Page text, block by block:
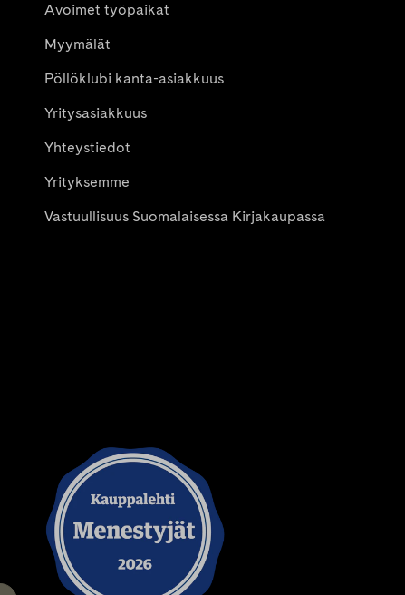
Avoimet työpaikat
Myymälät
Pöllöklubi kanta-asiakkuus
Yritysasiakkuus
Yhteystiedot
Yrityksemme
Vastuullisuus Suomalaisessa Kirjakaupassa